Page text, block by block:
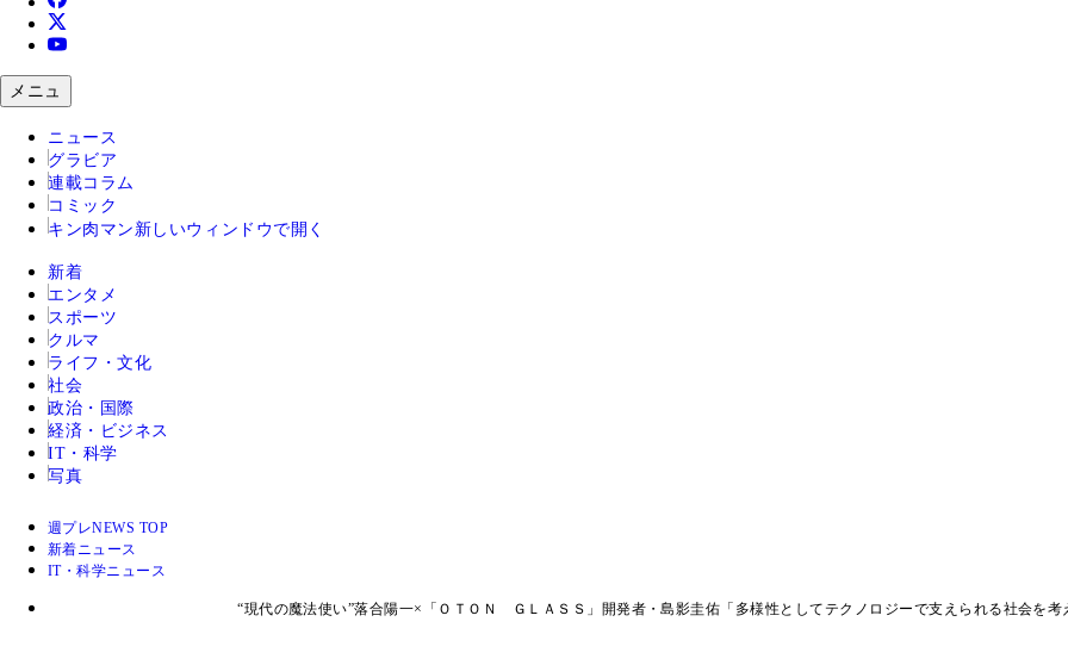
メニュ
ニュース
グラビア
連載コラム
コミック
キン肉マン 新しいウィンドウで開く
新着
エンタメ
スポーツ
クルマ
ライフ・文化
社会
政治・国際
経済・ビジネス
IT・科学
写真
週プレNEWS TOP
新着ニュース
IT・科学ニュース
“現代の魔法使い”落合陽一×「ＯＴＯＮ ＧＬＡＳＳ」開発者・島影圭佑「多様性としてテクノロジーで支えられる社会を考